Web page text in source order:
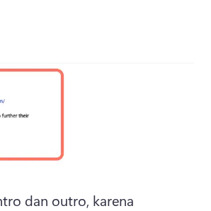
dan outro, karena